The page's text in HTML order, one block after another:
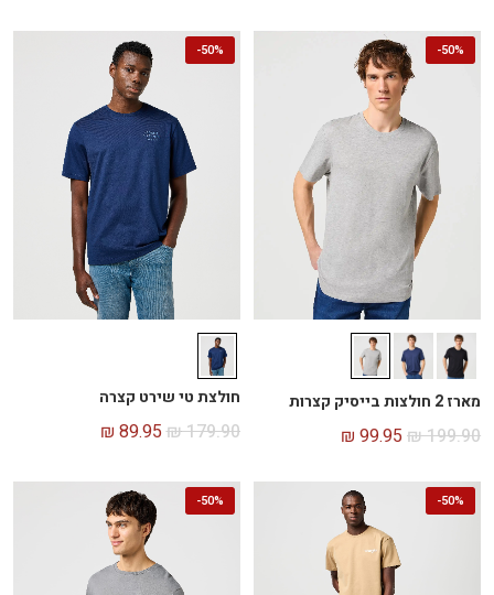
50%
-
מארז 2 חולצות בייסיק קצרות
₪199.90
₪ 99.95
50%
-
חולצת טי שירט קצרה
₪179.90
₪ 89.95
50%
-
50%
-